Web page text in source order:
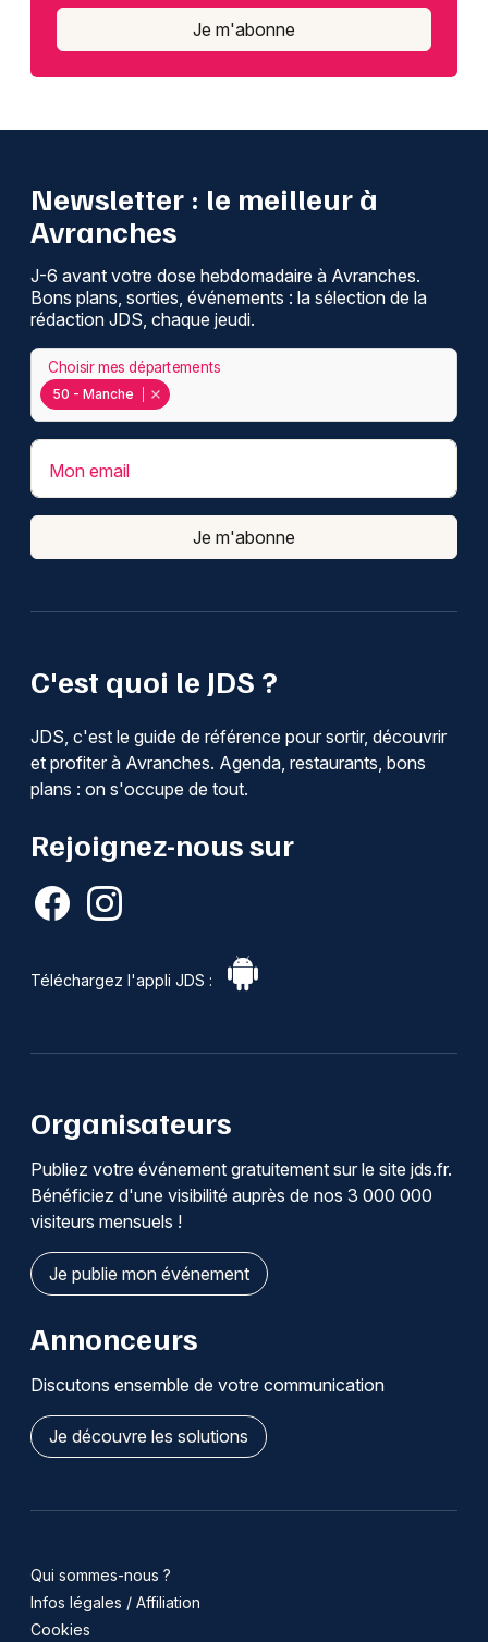
Je m'abonne
C'est quoi le JDS ?
JDS, c'est le guide de référence pour sortir, découvrir
et profiter à Avranches. Agenda, restaurants, bons
plans : on s'occupe de tout.
Rejoignez-nous sur
Téléchargez l'appli JDS :
Newsletter : le meilleur à
Avranches
J-6 avant votre dose hebdomadaire à Avranches.
Bons plans, sorties, événements : la sélection de la
rédaction JDS, chaque jeudi.
50 - Manche
Choisir mes départements
Mon email
Je m'abonne
Organisateurs
Publiez votre événement gratuitement sur le site jds.fr.
Bénéficiez d'une visibilité auprès de nos 3 000 000
visiteurs mensuels !
Je publie mon événement
Annonceurs
Discutons ensemble de votre communication
Je découvre les solutions
Qui sommes-nous ?
Infos légales / Affiliation
Cookies